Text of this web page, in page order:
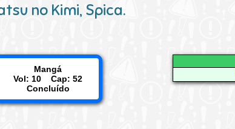
no Kimi, Spica.
Mangá
Vol: 10 Cap: 52
Concluído